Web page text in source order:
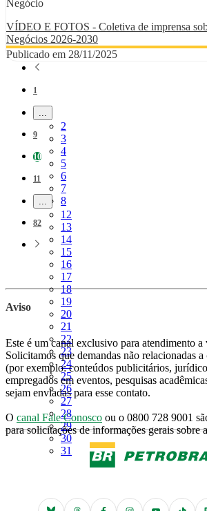
Negócio
VÍDEO E FOTOS - Coletiva de imprensa
Negócios 2026-2030
Publicado em 28/11/2025
Página
1
...
Páginas intermediárias Usar ABA para
Página
2
Página
3
Página
4
Página
5
Página
6
Página
7
Página
8
Página
9
Página
10
Página
11
...
Páginas intermediárias Usar ABA para
Página
12
Página
13
Página
14
Página
15
Página
16
Página
17
Página
18
Página
19
Página
20
Página
21
Página
22
Página
23
Página
24
Página
25
Página
26
Página
27
Página
28
Página
29
Página
30
Página
31
Página
82
Aviso
Este é um canal exclusivo para atendimento a
Solicitamos que demandas não relacionadas
(por exemplo: conteúdos publicitários,
empregados em eventos, pesquisas
sejam enviadas para esse contato.
O canal Fale Conosco ou o 0800 728 9001
para solicitações de informações gerais sobre